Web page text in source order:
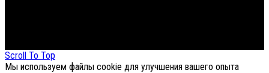
Scroll To Top
Мы используем файлы cookie для улучшения вашего опыта